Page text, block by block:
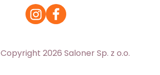
Copyright 2026 Saloner Sp. z o.o.